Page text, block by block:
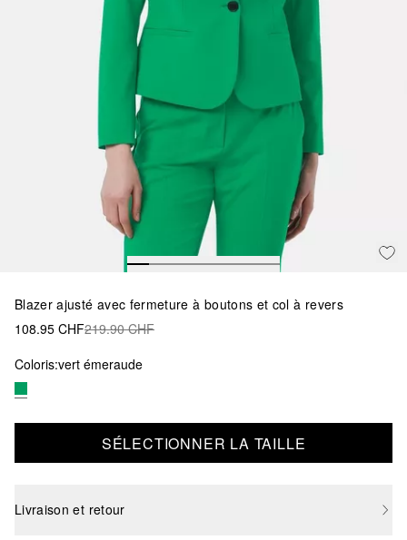
Blazer ajusté avec fermeture à boutons et col à revers
108.95 CHF219.90 CHF
Coloris:vert émeraude
SÉLECTIONNER LA TAILLE
Livraison et retour